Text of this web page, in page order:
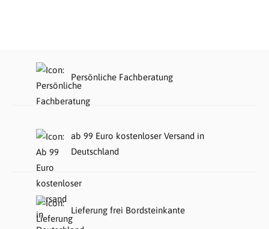
Persönliche Fachberatung
ab 99 Euro kostenloser Versand in
Deutschland
Lieferung frei Bordsteinkante